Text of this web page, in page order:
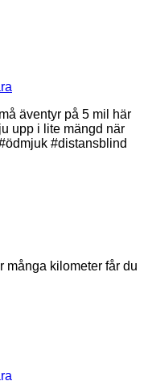
äventyr på 5 mil här
upp i lite mängd när
#distansblind
många kilometer får du